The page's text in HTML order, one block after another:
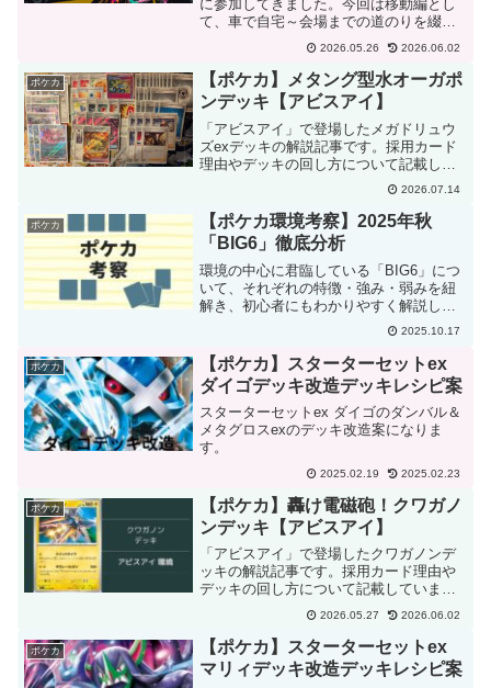
に参加してきました。今回は移動編とし
て、車で自宅～会場までの道のりを綴り
2026.05.26 2026.06.02
ポケカ
【ポケカ】メタング型水オーガポ
ンデッキ【アビスアイ】
「アビスアイ」で登場したメガドリュウ
ズexデッキの解説記事です。採用カード
理由やデッキの回し方について記載して
2026.07.14
ポケカ
【ポケカ環境考察】2025年秋
「BIG6」徹底分析
環境の中心に君臨している「BIG6」につ
いて、それぞれの特徴・強み・弱みを紐
解き、初心者にもわかりやすく解説しま
2025.10.17
ポケカ
【ポケカ】スターターセットex
ダイゴデッキ改造デッキレシピ案
スターターセットex ダイゴのダンバル＆
メタグロスexのデッキ改造案になりま
す。
2025.02.19 2025.02.23
ポケカ
【ポケカ】轟け電磁砲！クワガノ
ンデッキ【アビスアイ】
「アビスアイ」で登場したクワガノンデ
ッキの解説記事です。採用カード理由や
デッキの回し方について記載していま
2026.05.27 2026.06.02
ポケカ
【ポケカ】スターターセットex
マリィデッキ改造デッキレシピ案